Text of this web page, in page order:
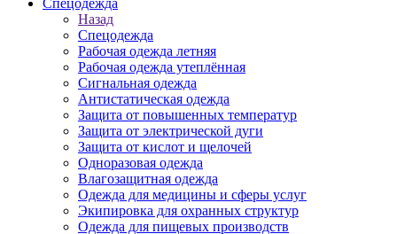
Спецодежда
Назад
Спецодежда
Рабочая одежда летняя
Рабочая одежда утеплённая
Сигнальная одежда
Антистатическая одежда
Защита от повышенных температур
Защита от электрической дуги
Защита от кислот и щелочей
Одноразовая одежда
Влагозащитная одежда
Одежда для медицины и сферы услуг
Экипировка для охранных структур
Одежда для пищевых производств